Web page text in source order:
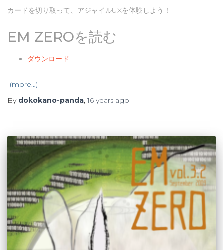
カードを切り取って、アジャイルUXを体験しよう！
EM ZEROを読む
ダウンロード
(more…)
By dokokano-panda,16 years ago